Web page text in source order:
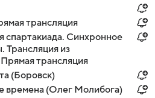
трансляция
спартакиада. Синхронное
Трансляция из
трансляция
(Боровск)
времена (Олег Молибога)